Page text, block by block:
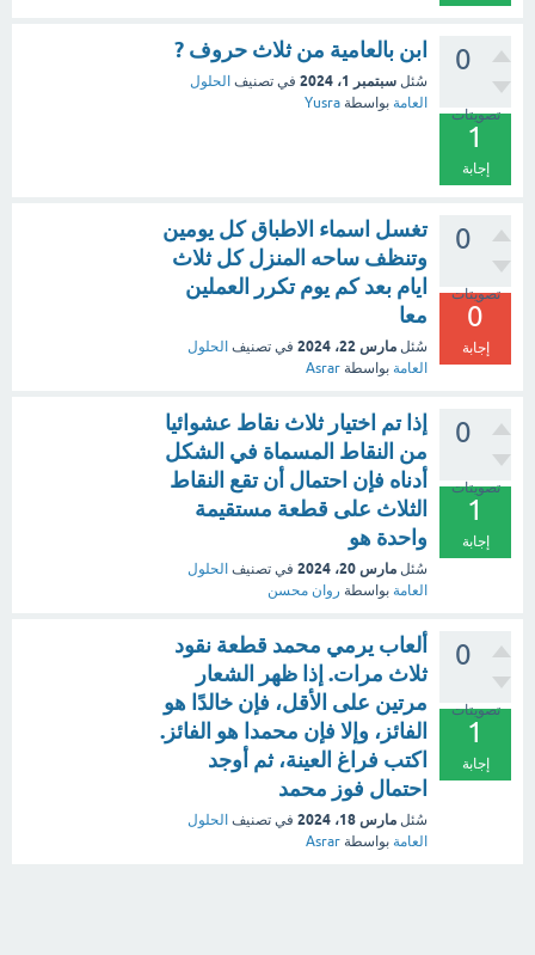
0
تصويتات
1
إجابة
ابن بالعامية من ثلاث حروف ?
سُئل سبتمبر 1، 2024 في تصنيف الحلول
العامة بواسطة Yusra
0
تصويتات
0
إجابة
تغسل اسماء الاطباق كل يومين
وتنظف ساحه المنزل كل ثلاث
ايام بعد كم يوم تكرر العملين
معا
سُئل مارس 22، 2024 في تصنيف الحلول
العامة بواسطة Asrar
0
تصويتات
1
إجابة
إذا تم اختيار ثلاث نقاط عشوائيا
من النقاط المسماة في الشكل
أدناه فإن احتمال أن تقع النقاط
الثلاث على قطعة مستقيمة
واحدة هو
سُئل مارس 20، 2024 في تصنيف الحلول
العامة بواسطة روان محسن
0
تصويتات
1
إجابة
ألعاب يرمي محمد قطعة نقود
ثلاث مرات. إذا ظهر الشعار
مرتين على الأقل، فإن خالدًا هو
الفائز، وإلا فإن محمدا هو الفائز.
اكتب فراغ العينة، ثم أوجد
احتمال فوز محمد
سُئل مارس 18، 2024 في تصنيف الحلول
العامة بواسطة Asrar